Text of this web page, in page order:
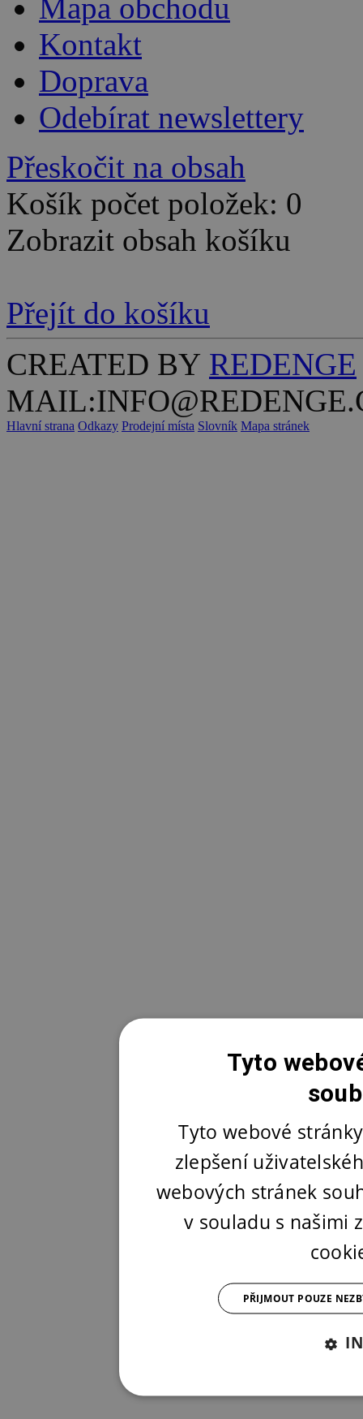
Mapa obchodu
Kontakt
Doprava
Odebírat newslettery
Přeskočit na obsah
Košík počet položek: 0
Zobrazit obsah košíku
Přejít do košíku
CREATED BY REDENGE
Hlavní strana Odkazy Prodejní místa Slovník Mapa stránek
Tyto
Tyto webové
zlepšení
webových stránek
v souladu s našimi
PŘIJMOUT POUZE